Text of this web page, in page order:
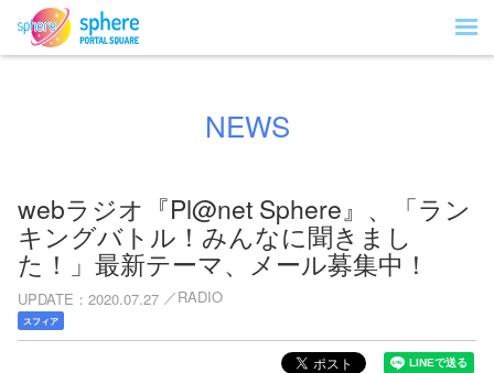
NEWS
webラジオ『Pl@net Sphere』、「ラン
キングバトル！みんなに聞きまし
た！」最新テーマ、メール募集中！
UPDATE 2020.07.27 RADIO
スフィア